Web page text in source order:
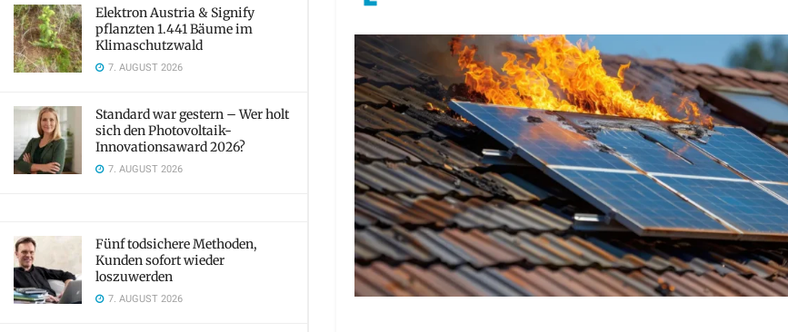
Elektron Austria & Signify
pflanzten 1.441 Bäume im
Klimaschutzwald
7. AUGUST 2026
Standard war gestern – Wer holt
sich den Photovoltaik-
Innovationsaward 2026?
7. AUGUST 2026
Fünf todsichere Methoden,
Kunden sofort wieder
loszuwerden
7. AUGUST 2026